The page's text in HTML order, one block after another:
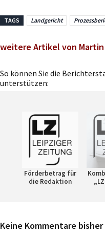
TAGS Landgericht
weitere Artikel von
So können Sie die
unterstützen:
Förderbetrag für
die Redaktion
Keine Kommentare bisher